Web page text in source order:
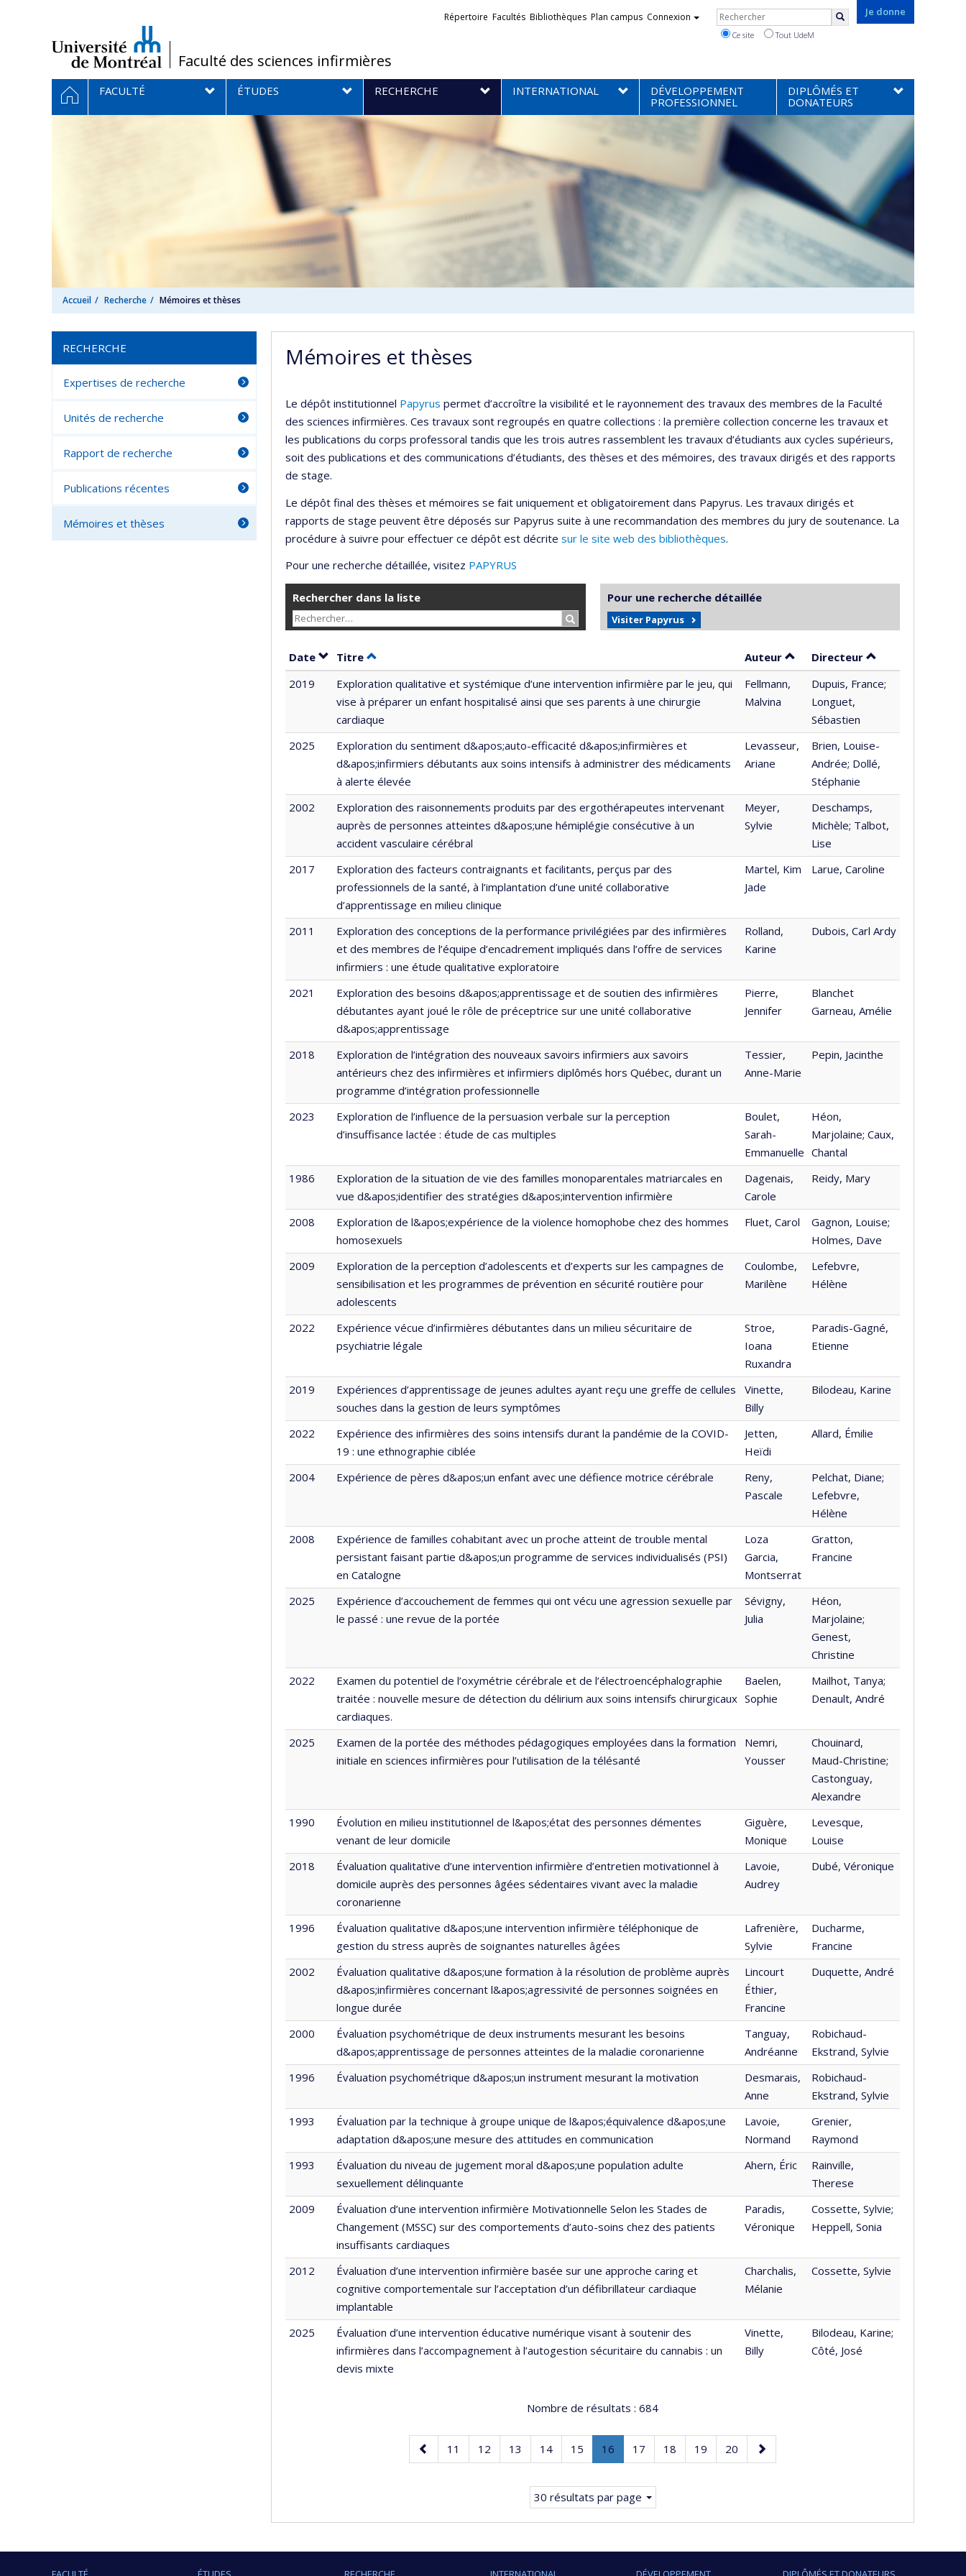
/Faculté des sciences infirmières
Je donne
Liens
Répertoire Facultés Bibliothèques Plan campus Connexion Rechercher
Ce site Tout UdeM
Navigation
principale
ACCUEIL
FACULTÉ ÉTUDES RECHERCHE INTERNATIONAL
DÉVELOPPEMENT
PROFESSIONNEL
DIPLÔMÉS ET
DONATEURS
Accueil Recherche Mémoires et thèses
Mémoires et thèses
Le dépôt institutionnel Papyrus permet d’accroître la visibilité et le rayonnement des travaux des membres de la Faculté
des sciences infirmières. Ces travaux sont regroupés en quatre collections : la première collection concerne les travaux et
les publications du corps professoral tandis que les trois autres rassemblent les travaux d’étudiants aux cycles supérieurs,
soit des publications et des communications d’étudiants, des thèses et des mémoires, des travaux dirigés et des rapports
de stage.
Le dépôt final des thèses et mémoires se fait uniquement et obligatoirement dans Papyrus. Les travaux dirigés et
rapports de stage peuvent être déposés sur Papyrus suite à une recommandation des membres du jury de soutenance. La
procédure à suivre pour effectuer ce dépôt est décrite sur le site web des bibliothèques.
Pour une recherche détaillée, visitez PAPYRUS
Rechercher dans la liste
Rechercher…
Pour une recherche détaillée
Visiter Papyrus
Date Trier par date en ordre décroissant
Titre Trier par titre en ordre décroissant Auteur Trier par auteur en ordre
Directeur par contributeur
2019
Exploration qualitative et systémique d’une intervention infirmière par le jeu, qui
vise à préparer un enfant hospitalisé ainsi que ses parents à une chirurgie
cardiaque
Fellmann,
Malvina
Dupuis, France;
Longuet,
Sébastien
2025
Exploration du sentiment d&apos;auto-efficacité d&apos;infirmières et
d&apos;infirmiers débutants aux soins intensifs à administrer des médicaments
à alerte élevée
Levasseur,
Ariane
Brien, Louise-
Andrée; Dollé,
Stéphanie
2002
Exploration des raisonnements produits par des ergothérapeutes intervenant
auprès de personnes atteintes d&apos;une hémiplégie consécutive à un
accident vasculaire cérébral
Meyer,
Sylvie
Deschamps,
Michèle; Talbot,
Lise
2017
Exploration des facteurs contraignants et facilitants, perçus par des
professionnels de la santé, à l’implantation d’une unité collaborative
d’apprentissage en milieu clinique
Martel, Kim
Jade
Larue, Caroline
2011
Exploration des conceptions de la performance privilégiées par des infirmières
et des membres de l’équipe d’encadrement impliqués dans l’offre de services
infirmiers : une étude qualitative exploratoire
Rolland,
Karine
Dubois, Carl Ardy
2021
Exploration des besoins d&apos;apprentissage et de soutien des infirmières
débutantes ayant joué le rôle de préceptrice sur une unité collaborative
d&apos;apprentissage
Pierre,
Jennifer
Blanchet
Garneau, Amélie
2018
Exploration de l’intégration des nouveaux savoirs infirmiers aux savoirs
antérieurs chez des infirmières et infirmiers diplômés hors Québec, durant un
programme d’intégration professionnelle
Tessier,
Anne-Marie
Pepin, Jacinthe
2023
Exploration de l’influence de la persuasion verbale sur la perception
d’insuffisance lactée : étude de cas multiples
Boulet,
Sarah-
Emmanuelle
Héon,
Marjolaine; Caux,
Chantal
1986
Exploration de la situation de vie des familles monoparentales matriarcales en
vue d&apos;identifier des stratégies d&apos;intervention infirmière
Dagenais,
Carole
Reidy, Mary
2008
Exploration de l&apos;expérience de la violence homophobe chez des hommes
homosexuels
Fluet, Carol
Gagnon, Louise;
Holmes, Dave
2009
Exploration de la perception d’adolescents et d’experts sur les campagnes de
sensibilisation et les programmes de prévention en sécurité routière pour
adolescents
Coulombe,
Marilène
Lefebvre,
Hélène
2022
Expérience vécue d’infirmières débutantes dans un milieu sécuritaire de
psychiatrie légale
Stroe,
Ioana
Ruxandra
Paradis-Gagné,
Etienne
2019
Expériences d’apprentissage de jeunes adultes ayant reçu une greffe de cellules
souches dans la gestion de leurs symptômes
Vinette,
Billy
Bilodeau, Karine
2022
Expérience des infirmières des soins intensifs durant la pandémie de la COVID-
19 : une ethnographie ciblée
Jetten,
Heïdi
Allard, Émilie
2004 Expérience de pères d&apos;un enfant avec une défience motrice cérébrale
Reny,
Pascale
Pelchat, Diane;
Lefebvre,
Hélène
2008
Expérience de familles cohabitant avec un proche atteint de trouble mental
persistant faisant partie d&apos;un programme de services individualisés (PSI)
en Catalogne
Loza
Garcia,
Montserrat
Gratton,
Francine
2025
Expérience d’accouchement de femmes qui ont vécu une agression sexuelle par
le passé : une revue de la portée
Sévigny,
Julia
Héon,
Marjolaine;
Genest,
Christine
2022
Examen du potentiel de l’oxymétrie cérébrale et de l’électroencéphalographie
traitée : nouvelle mesure de détection du délirium aux soins intensifs chirurgicaux
cardiaques.
Baelen,
Sophie
Mailhot, Tanya;
Denault, André
2025
Examen de la portée des méthodes pédagogiques employées dans la formation
initiale en sciences infirmières pour l’utilisation de la télésanté
Nemri,
Yousser
Chouinard,
Maud-Christine;
Castonguay,
Alexandre
1990
Évolution en milieu institutionnel de l&apos;état des personnes démentes
venant de leur domicile
Giguère,
Monique
Levesque,
Louise
2018
Évaluation qualitative d’une intervention infirmière d’entretien motivationnel à
domicile auprès des personnes âgées sédentaires vivant avec la maladie
coronarienne
Lavoie,
Audrey
Dubé, Véronique
1996
Évaluation qualitative d&apos;une intervention infirmière téléphonique de
gestion du stress auprès de soignantes naturelles âgées
Lafrenière,
Sylvie
Ducharme,
Francine
2002
Évaluation qualitative d&apos;une formation à la résolution de problème auprès
d&apos;infirmières concernant l&apos;agressivité de personnes soignées en
longue durée
Lincourt
Éthier,
Francine
Duquette, André
2000
Évaluation psychométrique de deux instruments mesurant les besoins
d&apos;apprentissage de personnes atteintes de la maladie coronarienne
Tanguay,
Andréanne
Robichaud-
Ekstrand, Sylvie
1996
Évaluation psychométrique d&apos;un instrument mesurant la motivation
Desmarais,
Anne
Robichaud-
Ekstrand, Sylvie
1993
Évaluation par la technique à groupe unique de l&apos;équivalence d&apos;une
adaptation d&apos;une mesure des attitudes en communication
Lavoie,
Normand
Grenier,
Raymond
1993
Évaluation du niveau de jugement moral d&apos;une population adulte
sexuellement délinquante
Ahern, Éric
Rainville,
Therese
2009
Évaluation d’une intervention infirmière Motivationnelle Selon les Stades de
Changement (MSSC) sur des comportements d’auto-soins chez des patients
insuffisants cardiaques
Paradis,
Véronique
Cossette, Sylvie;
Heppell, Sonia
2012
Évaluation d’une intervention infirmière basée sur une approche caring et
cognitive comportementale sur l’acceptation d’un défibrillateur cardiaque
implantable
Charchalis,
Mélanie
Cossette, Sylvie
2025
Évaluation d’une intervention éducative numérique visant à soutenir des
infirmières dans l’accompagnement à l’autogestion sécuritaire du cannabis : un
devis mixte
Vinette,
Billy
Bilodeau, Karine;
Côté, José
Nombre de résultats : 684
Page
précédente
Page
11 Page
12 Page
13 Page
14 Page
15 Page
16
Page
courante.
Page
17 Page
18 Page
19 Page
20
Page
suivante
30 résultats par page
RECHERCHE
Expertises de recherche
Unités de recherche
Rapport de recherche
Publications récentes
Mémoires et thèses